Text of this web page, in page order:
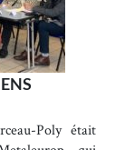
Poly était